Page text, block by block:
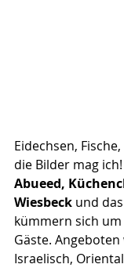
Eidechsen,
die Bilder mag ich!
Abueed,
Wiesbeck und
kümmern sich
Gäste.
Israelisch,